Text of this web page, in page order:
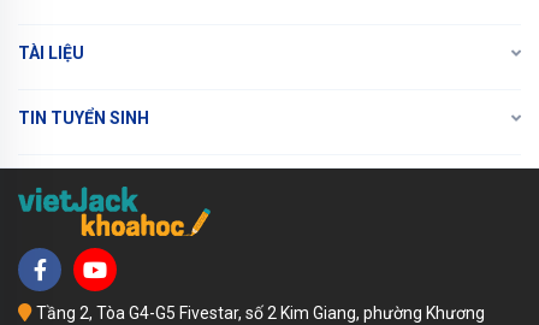
TÀI LIỆU
TIN TUYỂN SINH
Tầng 2, Tòa G4-G5 Fivestar, số 2 Kim Giang, phường Khương